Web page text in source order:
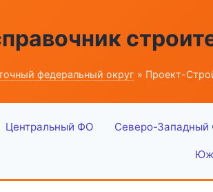
федеральный округ » Проект-
Центральный ФО Северо-